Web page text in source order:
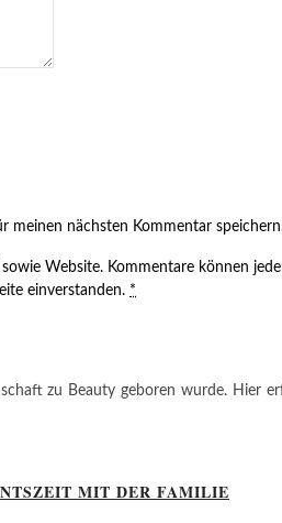
meinen nächsten Kommentar
Website. Kommentare können
einverstanden. *
zu Beauty geboren wurde. Hier
MIT DER FAMILIE